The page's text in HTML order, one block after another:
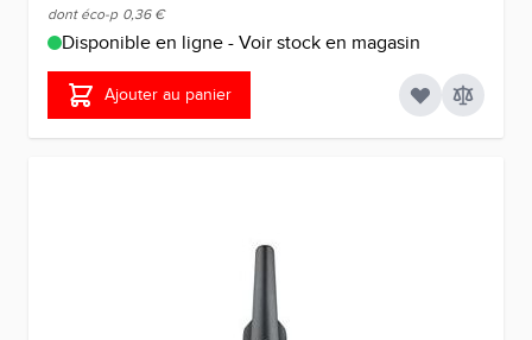
dont éco-p 0,36 €
Disponible en ligne - Voir stock en magasin
Ajouter au panier